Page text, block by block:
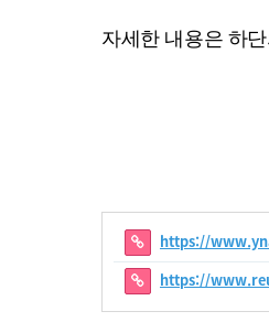
자세한 내용은 하
https://
https://